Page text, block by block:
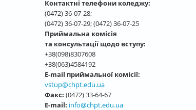
Контактні телефони коледжу:
(0472) 36-07-28;
(0472) 36-07-29; (0472) 36-07-25
Приймальна комісія
та консультації щодо вступу:
+38(098)8307608
+38(063)4584192
E-mail приймальної комісії:
vstup@chpt.edu.ua
Факс: (0472) 33-64-67
E-mail: info@chpt.edu.ua